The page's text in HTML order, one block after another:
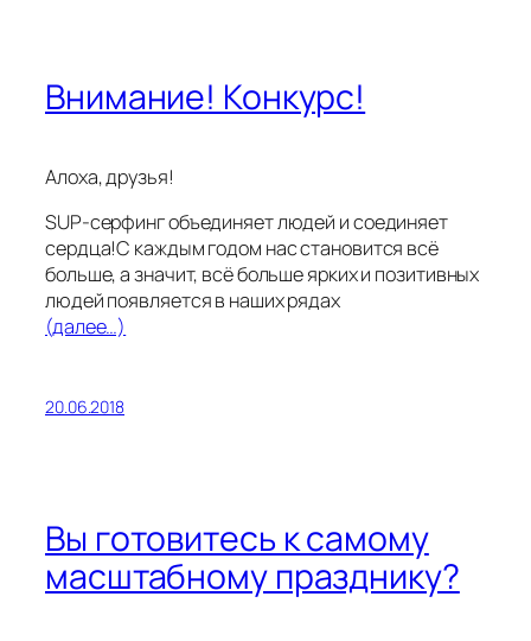
Внимание! Конкурс!
Алоха, друзья!
SUP-серфинг объединяет людей и соединяет
сердца!С каждым годом нас становится всё
больше, а значит, всё больше ярких и позитивных
людей появляется в наших рядах
(далее…)
20.06.2018
Вы готовитесь к самому
масштабному празднику?